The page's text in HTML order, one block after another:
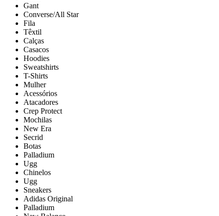
Gant
Converse/All Star
Fila
Têxtil
Calças
Casacos
Hoodies
Sweatshirts
T-Shirts
Mulher
Acessórios
Atacadores
Crep Protect
Mochilas
New Era
Secrid
Botas
Palladium
Ugg
Chinelos
Ugg
Sneakers
Adidas Original
Palladium